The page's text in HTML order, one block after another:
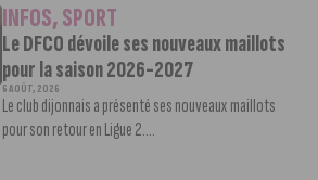
INFOS,SPORT
Le DFCO dévoile ses nouveaux maillots
pour la saison 2026-2027
6 AOÛT, 2026
Le club dijonnais a présenté ses nouveaux maillots
pour son retour en Ligue 2....